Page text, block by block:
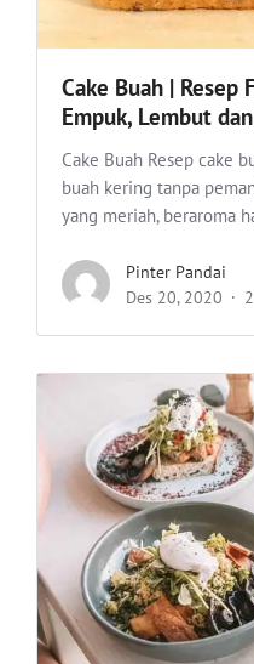
Cake Buah | Resep
Empuk, Lembut
Cake Buah Resep cake
buah kering tanpa
yang meriah, beraroma
Pinter Pandai
Des 20, 2020